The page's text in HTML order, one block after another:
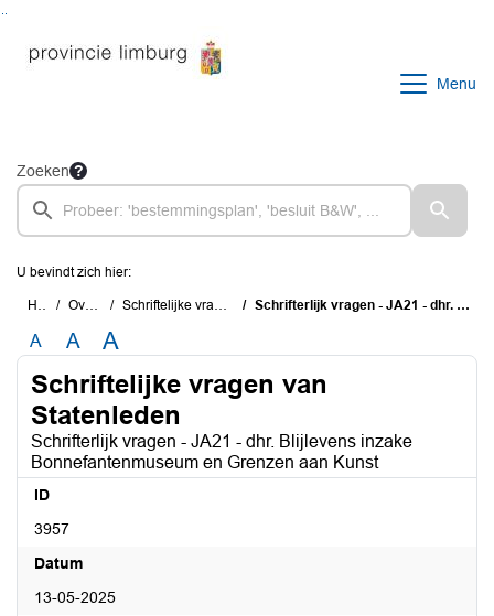
Menu
Zoeken
U bevindt zich hier:
Home Overzichten Schriftelijke vragen van Statenleden Schrifterlijk vragen - JA21 - dhr. Blijlevens inzake Bonnefantenmuseum en Grenzen aan Kunst
A A A
Schriftelijke vragen van
Statenleden
Schrifterlijk vragen - JA21 - dhr. Blijlevens inzake
Bonnefantenmuseum en Grenzen aan Kunst
ID
3957
Datum
13-05-2025